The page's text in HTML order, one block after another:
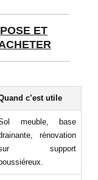
ET
c’est utile
meuble, base
rénovation
support